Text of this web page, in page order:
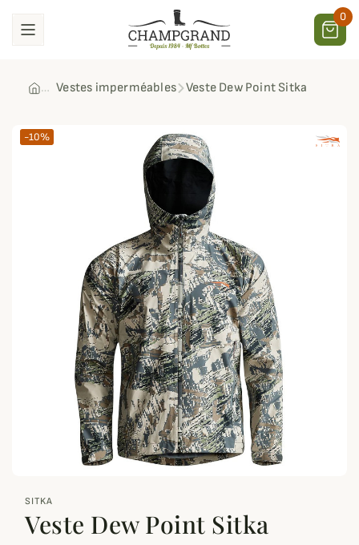
0
Vestes imperméables Veste Dew Point Sitka
-10%
SITKA
Veste Dew Point Sitka